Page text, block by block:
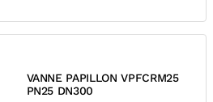
VANNE PAPILLON VPFCRM25
PN25 DN300